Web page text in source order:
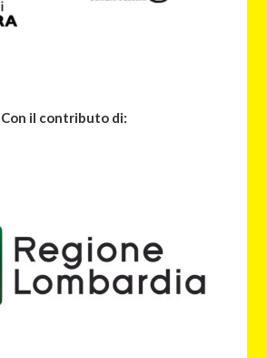
Con il contributo di: